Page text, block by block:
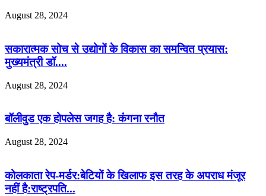
August 28, 2024
सकारात्मक सोच से उद्योगों के विकास का समन्वित प्रयास:
मुख्यमंत्री डॉ....
August 28, 2024
बॉलीवुड एक होपलेस जगह है: कंंगना रनौत
August 28, 2024
कोलकाता रेप-मर्डर:बेटियों के खिलाफ इस तरह के अपराध मंजूर
नहीं है:राष्ट्रपति...